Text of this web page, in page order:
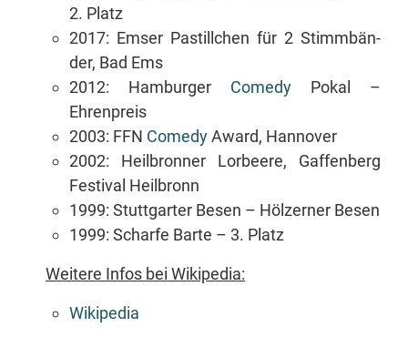
2. Platz
2017: Em­ser Pas­till­chen für 2 Stimm­bän­
der, Bad Ems
2012: Ham­bur­ger Co­me­dy Po­kal –
Ehrenpreis
2003: FFN Co­me­dyAward, Hannover
2002: Heil­bron­ner Lor­bee­re, Gaf­fen­berg
Fes­ti­val Heilbronn
1999: Stutt­gar­ter Be­sen – Höl­zer­ner Besen
1999: Schar­fe Bar­te – 3. Platz
Wei­te­re In­fos bei Wikipedia:
Wi­ki­pe­dia